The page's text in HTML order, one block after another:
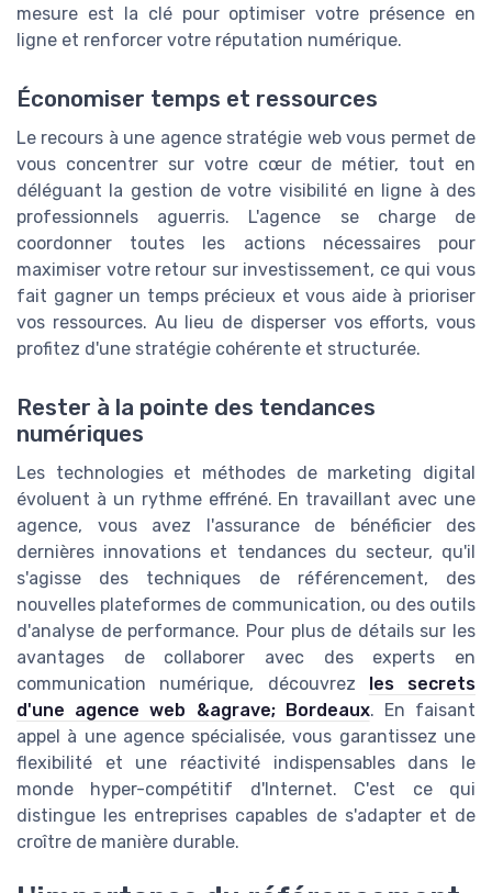
mesure est la clé pour optimiser votre présence en
ligne et renforcer votre réputation numérique.
Économiser temps et ressources
Le recours à une agence stratégie web vous permet de
vous concentrer sur votre cœur de métier, tout en
déléguant la gestion de votre visibilité en ligne à des
professionnels aguerris. L'agence se charge de
coordonner toutes les actions nécessaires pour
maximiser votre retour sur investissement, ce qui vous
fait gagner un temps précieux et vous aide à prioriser
vos ressources. Au lieu de disperser vos efforts, vous
profitez d'une stratégie cohérente et structurée.
Rester à la pointe des tendances
numériques
Les technologies et méthodes de marketing digital
évoluent à un rythme effréné. En travaillant avec une
agence, vous avez l'assurance de bénéficier des
dernières innovations et tendances du secteur, qu'il
s'agisse des techniques de référencement, des
nouvelles plateformes de communication, ou des outils
d'analyse de performance. Pour plus de détails sur les
avantages de collaborer avec des experts en
communication numérique, découvrez
les secrets
d'une agence web &agrave; Bordeaux. En faisant
appel à une agence spécialisée, vous garantissez une
flexibilité et une réactivité indispensables dans le
monde hyper-compétitif d'Internet. C'est ce qui
distingue les entreprises capables de s'adapter et de
croître de manière durable.